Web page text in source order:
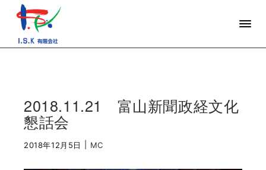
2018.11.21 富山新聞政経文化
懇話会
2018年12月5日 MC